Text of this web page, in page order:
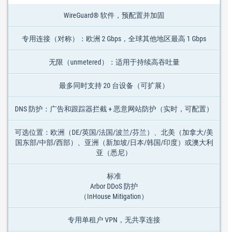
WireGuard® 软件，预配置并加固
专用连接（对称）：欧洲 2 Gbps，全球其他地区最高 1 Gbps
无限（unmetered）：适用于持续高吞吐量
最多同时支持 20 台设备（可扩展）
DNS 防护：广告和跟踪器拦截 + 恶意网站防护（实时，可配置）
可选位置：欧洲（DE/英国/法国/波兰/芬兰）、北美（加拿大/美
国东部/中部/西部）、亚洲（新加坡/日本/韩国/印度）或澳大利
亚（悉尼）
标准
Arbor DDoS 防护
（InHouse Mitigation）
专用单租户 VPN，无共享连接